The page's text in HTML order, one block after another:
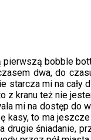
pierwszą bobble
dwa, do
starcza mi na
z kranu też nie
mi na dostęp do
kasy, to ma
drugie śniadanie,